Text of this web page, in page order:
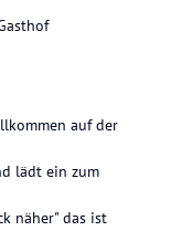
auf der
lädt ein zum
näher" das ist